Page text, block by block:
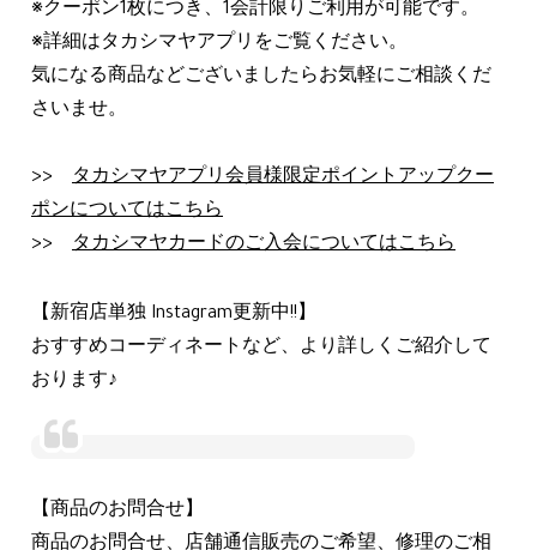
※クーポン1枚につき、1会計限りご利用が可能です。
※詳細はタカシマヤアプリをご覧ください。
気になる商品などございましたらお気軽にご相談くだ
さいませ。
>> タカシマヤアプリ会員様限定ポイントアップクー
ポンについてはこちら
>> タカシマヤカードのご入会についてはこちら
【新宿店単独 Instagram更新中!!】
おすすめコーディネートなど、より詳しくご紹介して
おります♪
【商品のお問合せ】
商品のお問合せ、店舗通信販売のご希望、修理のご相